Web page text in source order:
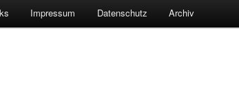
Impressum Datenschutz Archiv